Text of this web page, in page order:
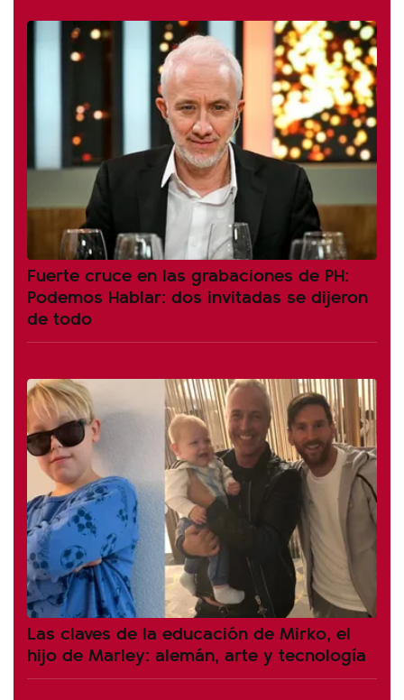
Fuerte cruce en las grabaciones de PH:
Podemos Hablar: dos invitadas se dijeron
de todo
Las claves de la educación de Mirko, el
hijo de Marley: alemán, arte y tecnología